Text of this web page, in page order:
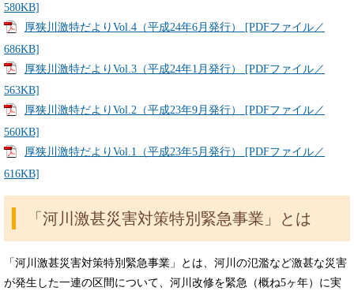
580KB]
厚狭川激特だよりVol.4（平成24年6月発行） [PDFファイル／
686KB]
厚狭川激特だよりVol.3（平成24年1月発行） [PDFファイル／
563KB]
厚狭川激特だよりVol.2（平成23年9月発行） [PDFファイル／
560KB]
厚狭川激特だよりVol.1（平成23年5月発行） [PDFファイル／
616KB]
「河川激甚災害対策特別緊急事業」とは
「河川激甚災害対策特別緊急事業」とは、河川の氾濫など激甚な災害
が発生した一連の区間について、河川改修を緊急（概ね5ヶ年）に実